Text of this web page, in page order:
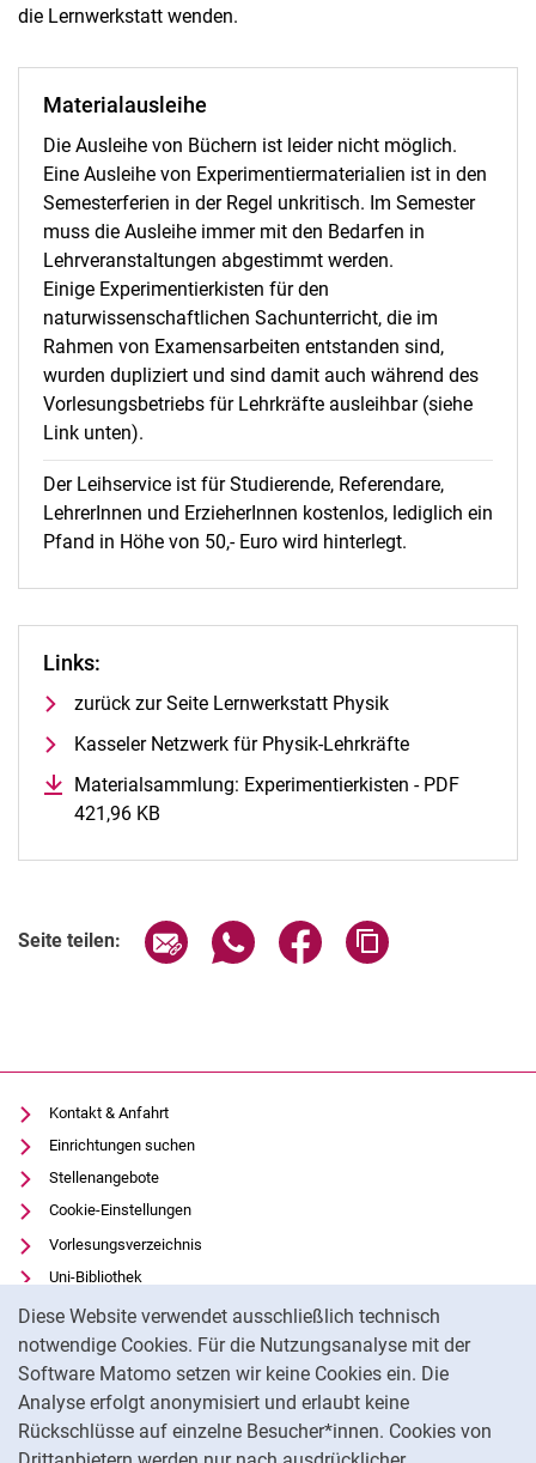
Diese Website verwendet ausschließlich technisch
notwendige Cookies. Für die Nutzungsanalyse mit der
Software Matomo setzen wir keine Cookies ein. Die
Analyse erfolgt anonymisiert und erlaubt keine
Rückschlüsse auf einzelne Besucher*innen. Cookies von
die Lernwerkstatt wenden.
Materialausleihe
Die Ausleihe von Büchern ist leider nicht möglich.
Eine Ausleihe von Experimentiermaterialien ist in den
Semesterferien in der Regel unkritisch. Im Semester
muss die Ausleihe immer mit den Bedarfen in
Lehrveranstaltungen abgestimmt werden.
Einige Experimentierkisten für den
naturwissenschaftlichen Sachunterricht, die im
Rahmen von Examensarbeiten entstanden sind,
wurden dupliziert und sind damit auch während des
Vorlesungsbetriebs für Lehrkräfte ausleihbar (siehe
Link unten).
Der Leihservice ist für Studierende, Referendare,
LehrerInnen und ErzieherInnen kostenlos, lediglich ein
Pfand in Höhe von 50,- Euro wird hinterlegt.
Links:
zurück zur Seite Lernwerkstatt Physik
Kasseler Netzwerk für Physik-Lehrkräfte
Materialsammlung: Experimentierkisten - PDF
421,96 KB
Seite teilen: Seite über E-Mail teilen
Seite über WhatsApp teilen
Seite über Facebook
Kontakt & Anfahrt
Einrichtungen suchen
Stellenangebote
Cookie-Einstellungen
Vorlesungsverzeichnis
Uni-Bibliothek
Moodle
Panopto
Datenschutz
Barrierefreiheit
Transparenter KI-Einsatz